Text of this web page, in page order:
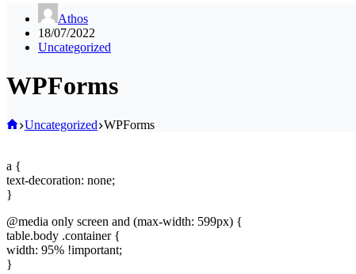
Athos
18/07/2022
Uncategorized
WPForms
Home
Uncategorized WPForms
a {
text-decoration: none;
}
@media only screen and (max-width: 599px) {
table.body .container {
width: 95% !important;
}